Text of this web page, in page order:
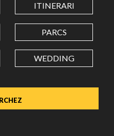
(.) as decimal separator.
ITINERARI
PARCS
WEDDING